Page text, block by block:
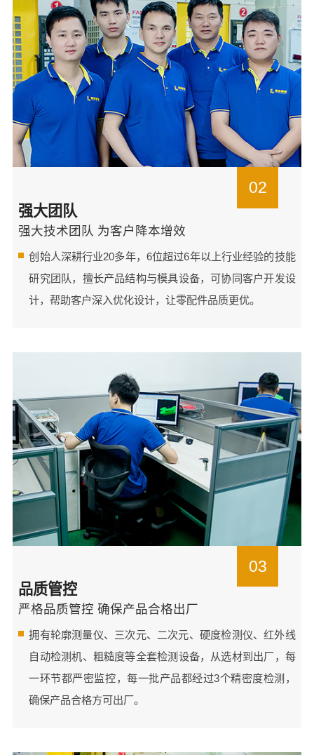
02
强大团队
强大技术团队 为客户降本增效
创始人深耕行业20多年，6位超过6年以上行业经验的技能
研究团队，擅长产品结构与模具设备，可协同客户开发设
计，帮助客户深入优化设计，让零配件品质更优。
03
品质管控
严格品质管控 确保产品合格出厂
拥有轮廓测量仪、三次元、二次元、硬度检测仪、红外线
自动检测机、粗糙度等全套检测设备，从选材到出厂，每
一环节都严密监控，每一批产品都经过3个精密度检测，
确保产品合格方可出厂。